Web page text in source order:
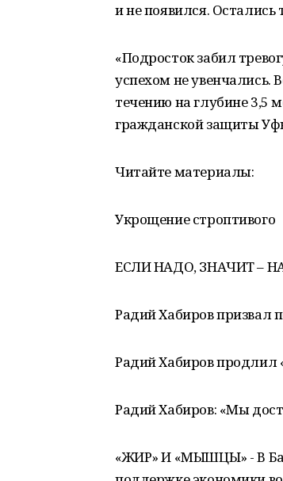
и не появился. Остались
«Подросток забил
успехом не увенчались.
течению на глубине 3,5
гражданской защиты
Читайте материалы:
Укрощение строптивого
ЕСЛИ НАДО, ЗНАЧИТ –
Радий Хабиров
Радий Хабиров
Радий Хабиров: «Мы
«ЖИР» И «МЫШЦЫ» - В